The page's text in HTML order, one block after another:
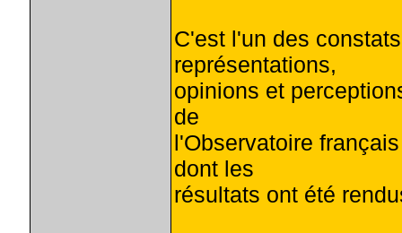
C'est l'un des
représentations,
opinions et
de
l'Observatoire
dont les
résultats ont été